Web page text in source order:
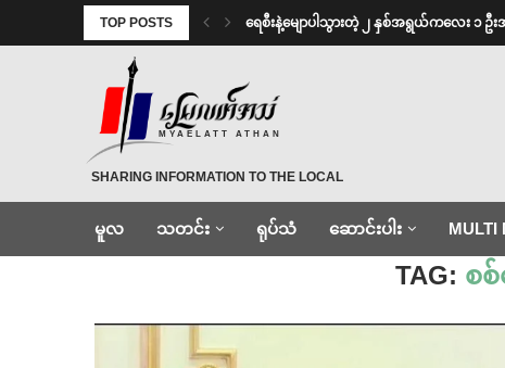
TOP POSTS ရေစီးနဲ့မျောပါသွားတဲ့ ၂ နှစ်အရွယ်ကလေး ၁ ဦး
MYAELATT ATHAN
SHARING INFORMATION TO THE LOCAL
မူလ သတင်း ရုပ်သံ ဆောင်းပါး MULTI
Home စစ်ခေါင်းဆောင်
TAG: စစ်